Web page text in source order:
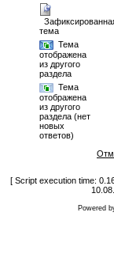
тема
Тема
отображена
из другого
раздела
Тема
отображена
из другого
раздела (нет
новых
ответов)
[ Script execution time:
Powered